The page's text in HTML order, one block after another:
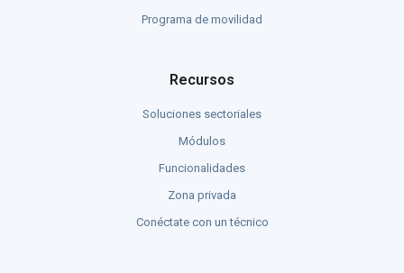
Programa de movilidad
Recursos
Soluciones sectoriales
Módulos
Funcionalidades
Zona privada
Conéctate con un técnico